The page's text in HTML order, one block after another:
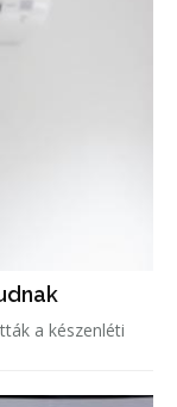
a készenléti